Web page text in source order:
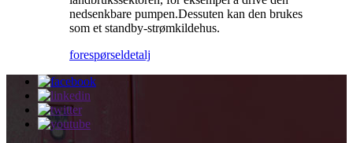
nedsenkbare pumpen.Dessuten kan den brukes
som et standby-strømkildehus.
forespørseldetalj